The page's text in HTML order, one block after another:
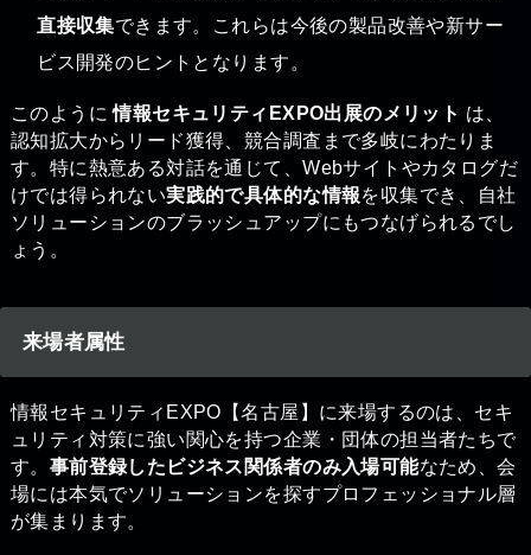
直接収集できます。これらは今後の製品改善や新サー
ビス開発のヒントとなります。
このように情報セキュリティEXPO出展のメリット は、
認知拡大からリード獲得、競合調査まで多岐にわたりま
す。特に熱意ある対話を通じて、Webサイトやカタログだ
けでは得られない実践的で具体的な情報を収集でき、自社
ソリューションのブラッシュアップにもつなげられるでし
ょう。
来場者属性
情報セキュリティEXPO【名古屋】に来場するのは、セキ
ュリティ対策に強い関心を持つ企業・団体の担当者たちで
す。 事前登録したビジネス関係者のみ入場可能なため、会
場には本気でソリューションを探すプロフェッショナル層
が集まります。